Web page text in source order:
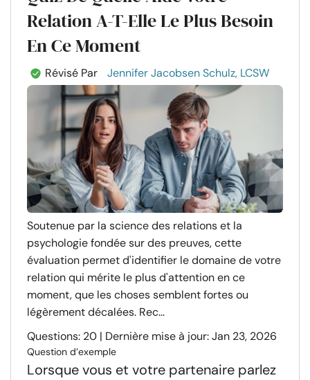
Relation A-T-Elle Le Plus Besoin
En Ce Moment
Révisé Par Jennifer Jacobsen Schulz, LCSW
Soutenue par la science des relations et la
psychologie fondée sur des preuves, cette
évaluation permet d'identifier le domaine de votre
relation qui mérite le plus d'attention en ce
moment, que les choses semblent fortes ou
légèrement décalées. Rec...
Questions: 20 | Dernière mise à jour: Jan 23, 2026
Question d’exemple
Lorsque vous et votre partenaire parlez